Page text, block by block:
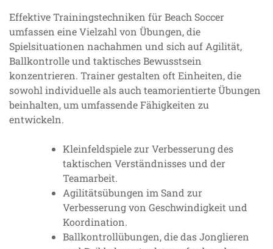
Effektive Trainingstechniken für Beach Soccer
umfassen eine Vielzahl von Übungen, die
Spielsituationen nachahmen und sich auf Agilität,
Ballkontrolle und taktisches Bewusstsein
konzentrieren. Trainer gestalten oft Einheiten, die
sowohl individuelle als auch teamorientierte Übungen
beinhalten, um umfassende Fähigkeiten zu
entwickeln.
Kleinfeldspiele zur Verbesserung des
taktischen Verständnisses und der
Teamarbeit.
Agilitätsübungen im Sand zur
Verbesserung von Geschwindigkeit und
Koordination.
Ballkontrollübungen, die das Jonglieren